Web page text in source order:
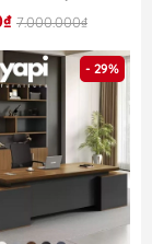
7.000.000₫
- 29%